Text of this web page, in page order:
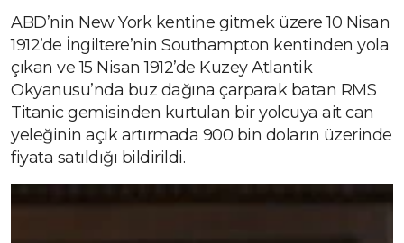
ABD’nin New York kentine gitmek üzere 10 Nisan
1912’de İngiltere’nin Southampton kentinden yola
çıkan ve 15 Nisan 1912’de Kuzey Atlantik
Okyanusu’nda buz dağına çarparak batan RMS
Titanic gemisinden kurtulan bir yolcuya ait can
yeleğinin açık artırmada 900 bin doların üzerinde
fiyata satıldığı bildirildi.